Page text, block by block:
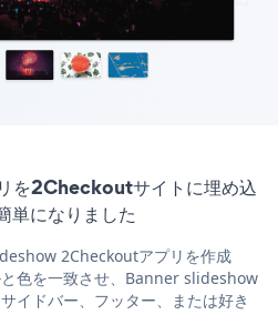
を2Checkoutサイトに埋め込
単になりました
2Checkoutアプリを作成
色を一致させ、Banner slideshow
イドバー、フッター、または好き